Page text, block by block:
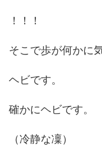
！！！
そこで歩が何かに
ヘビです。
確かにヘビです。
（冷静な凜）